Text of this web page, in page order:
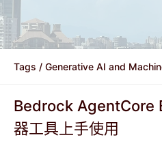
Tags / Generative AI and
Bedrock AgentCore
器工具上手使用